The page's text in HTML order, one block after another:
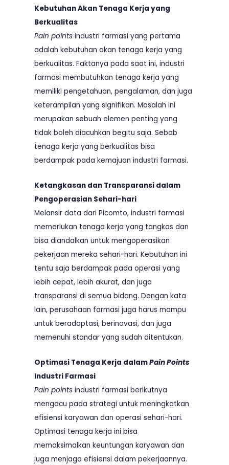
Kebutuhan Akan Tenaga Kerja yang
Berkualitas
Pain points industri farmasi yang pertama
adalah kebutuhan akan tenaga kerja yang
berkualitas. Faktanya pada saat ini, industri
farmasi membutuhkan tenaga kerja yang
memiliki pengetahuan, pengalaman, dan juga
keterampilan yang signifikan. Masalah ini
merupakan sebuah elemen penting yang
tidak boleh diacuhkan begitu saja. Sebab
tenaga kerja yang berkualitas bisa
berdampak pada kemajuan industri farmasi.
Ketangkasan dan Transparansi dalam
Pengoperasian Sehari-hari
Melansir data dari Picomto, industri farmasi
memerlukan tenaga kerja yang tangkas dan
bisa diandalkan untuk mengoperasikan
pekerjaan mereka sehari-hari. Kebutuhan ini
tentu saja berdampak pada operasi yang
lebih cepat, lebih akurat, dan juga
transparansi di semua bidang. Dengan kata
lain, perusahaan farmasi juga harus mampu
untuk beradaptasi, berinovasi, dan juga
memenuhi standar yang sudah ditentukan.
Optimasi Tenaga Kerja dalamPain Points
Industri Farmasi
Pain points industri farmasi berikutnya
mengacu pada strategi untuk meningkatkan
efisiensi karyawan dan operasi sehari-hari.
Optimasi tenaga kerja ini bisa
memaksimalkan keuntungan karyawan dan
juga menjaga efisiensi dalam pekerjaannya.